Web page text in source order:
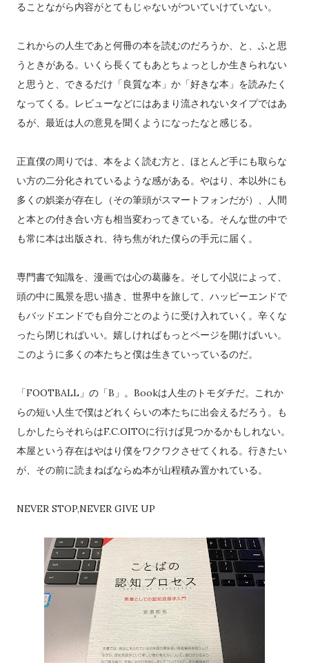
ることながら内容がとてもじゃないがついていけていない。
これからの人生であと何冊の本を読むのだろうか、と、ふと思
うときがある。いくら長くてもあとちょっとしか生きられない
と思うと、できるだけ「良質な本」か「好きな本」を読みたく
なってくる。レビューなどにはあまり流されないタイプではあ
るが、最近は人の意見を聞くようになったなと感じる。
正直僕の周りでは、本をよく読む方と、ほとんど手にも取らな
い方の二分化されているような感がある。やはり、本以外にも
多くの娯楽が存在し（その筆頭がスマートフォンだが）、人間
と本との付き合い方も相当変わってきている。そんな世の中で
も常に本は出版され、待ち焦がれた僕らの手元に届く。
専門書で知識を、漫画では心の葛藤を。そして小説によって、
頭の中に風景を思い描き、世界中を旅して、ハッピーエンドで
もバッドエンドでも自分ごとのように受け入れていく。辛くな
ったら閉じればいい。嬉しければもっとページを開けばいい。
このように多くの本たちと僕は生きていっているのだ。
「FOOTBALL」の「B」。Bookは人生のトモダチだ。これか
らの短い人生で僕はどれくらいの本たちに出会えるだろう。も
しかしたらそれらはF.C.OITOに行けば見つかるかもしれない。
本屋という存在はやはり僕をワクワクさせてくれる。行きたい
が、その前に読まねばならぬ本が山程積み置かれている。
NEVER STOP,NEVER GIVE UP